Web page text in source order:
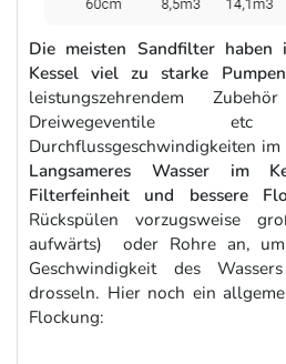
Die meisten Sandfilter haben
Kessel viel zu starke Pumpen
leistungszehrendem
Dreiwegeventile
Durchflussgeschwindigkeiten im
Langsameres Wasser im
Filterfeinheit und bessere
Rückspülen vorzugsweise
aufwärts) oder Rohre an,
Geschwindigkeit des
drosseln. Hier noch ein
Flockung: